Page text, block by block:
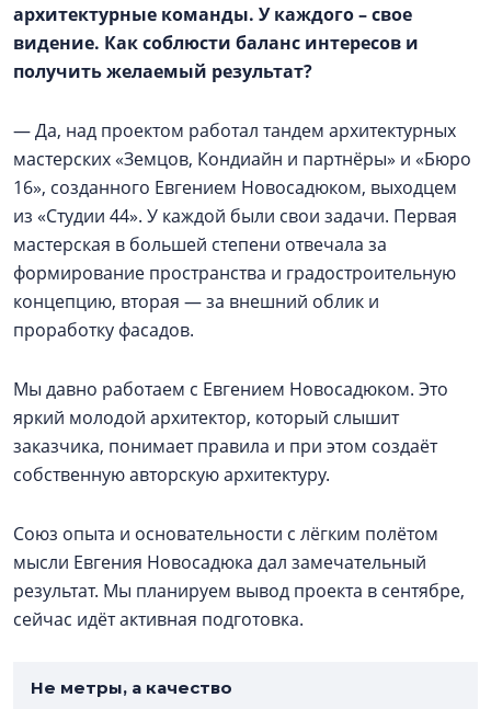
архитектурные команды. У каждого – свое
видение. Как соблюсти баланс интересов и
получить желаемый результат?
— Да, над проектом работал тандем архитектурных
мастерских «Земцов, Кондиайн и партнёры» и «Бюро
16», созданного Евгением Новосадюком, выходцем
из «Студии 44». У каждой были свои задачи. Первая
мастерская в большей степени отвечала за
формирование пространства и градостроительную
концепцию, вторая — за внешний облик и
проработку фасадов.
Мы давно работаем с Евгением Новосадюком. Это
яркий молодой архитектор, который слышит
заказчика, понимает правила и при этом создаёт
собственную авторскую архитектуру.
Союз опыта и основательности с лёгким полётом
мысли Евгения Новосадюка дал замечательный
результат. Мы планируем вывод проекта в сентябре,
сейчас идёт активная подготовка.
Не метры, а качество